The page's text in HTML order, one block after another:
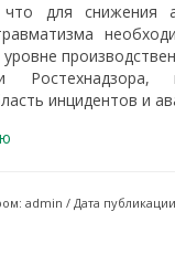
для снижения
Ростехнадзора,
инцидентов и
admin / Дата